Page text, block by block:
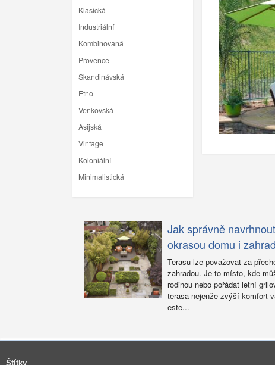
Klasická
Industriální
Kombinovaná
Provence
Skandinávská
Etno
Venkovská
Asijská
Vintage
Koloniální
Minimalistická
Jak správně
okrasou domu i
Terasu lze považovat za
zahradou. Je to místo, kde
rodinou nebo pořádat letní
terasa nejenže zvýší komfort
este...
Štítky